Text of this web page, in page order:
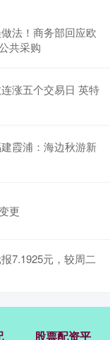
法！商务部回应欧
共采购
涨五个交易日 英特
霞浦：海边秋游新
更
7.1925元，较周二
股票配资平